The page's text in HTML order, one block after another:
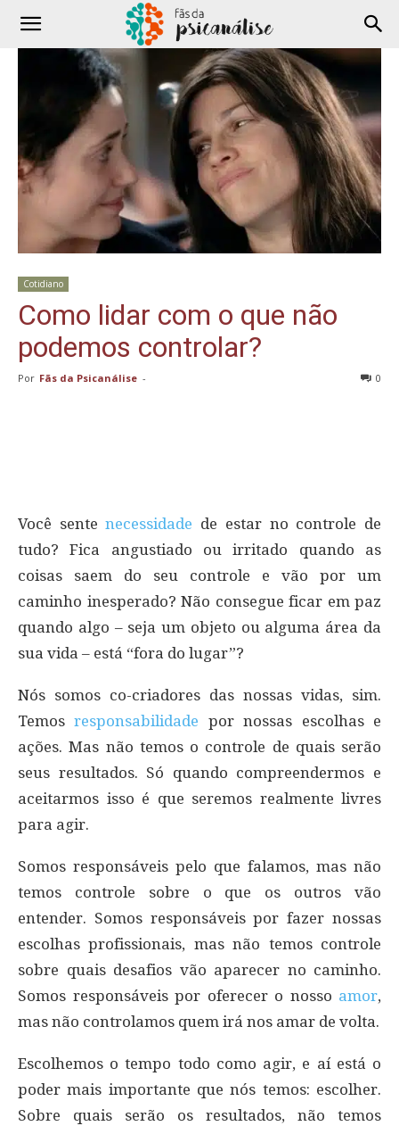
Cotidiano
Como lidar com o que não
podemos controlar?
Por Fãs da Psicanálise - 0
Você sentenecessidade de estar no controle de
tudo? Fica angustiado ou irritado quando as
coisas saem do seu controle e vão por um
caminho inesperado? Não consegue ficar em paz
quando algo – seja um objeto ou alguma área da
sua vida – está “fora do lugar”?
Nós somos co-criadores das nossas vidas, sim.
Temosresponsabilidade por nossas escolhas e
ações. Mas não temos o controle de quais serão
seus resultados. Só quando compreendermos e
aceitarmos isso é que seremos realmente livres
para agir.
Somos responsáveis pelo que falamos, mas não
temos controle sobre o que os outros vão
entender. Somos responsáveis por fazer nossas
escolhas profissionais, mas não temos controle
sobre quais desafios vão aparecer no caminho.
Somos responsáveis por oferecer o nosso amor,
mas não controlamos quem irá nos amar de volta.
Escolhemos o tempo todo como agir, e aí está o
poder mais importante que nós temos: escolher.
Sobre quais serão os resultados, não temos